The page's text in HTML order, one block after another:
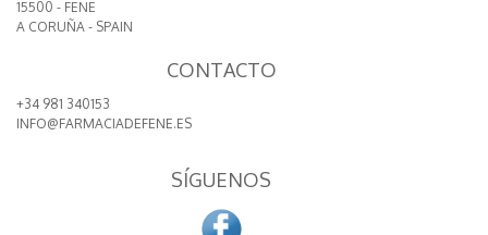
15500 - FENE
A CORUÑA - SPAIN
CONTACTO
+34 981 340153
INFO@FARMACIADEFENE.ES
SÍGUENOS